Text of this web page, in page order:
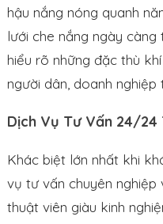
hậu nắng nóng quanh
lưới che nắng ngày
hiểu rõ những đặc thù
người dân, doanh nghiệp
Dịch Vụ Tư Vấn 24/24
Khác biệt lớn nhất khi
vụ tư vấn chuyên
thuật viên giàu kinh